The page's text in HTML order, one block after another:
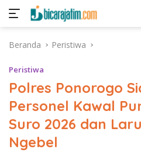
Beranda Peristiwa
Peristiwa
Polres Ponorogo
Personel Kawal
Suro 2026 dan
Ngebel